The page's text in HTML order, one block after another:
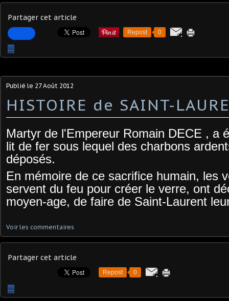
Partager cet article
Repost 0
…
Publié le 27 Août 2012
HISTOIRE de SAINT-
Martyr de l'Empereur Romain DECE , a
lit de fer sous lequel des charbons
déposés.
En mémoire de ce sacrifice humain, les
servent du feu pour créer le verre, ont
moyen-age, de faire de Saint-Laurent
Voir les commentaires
Partager cet article
Repost 0
…